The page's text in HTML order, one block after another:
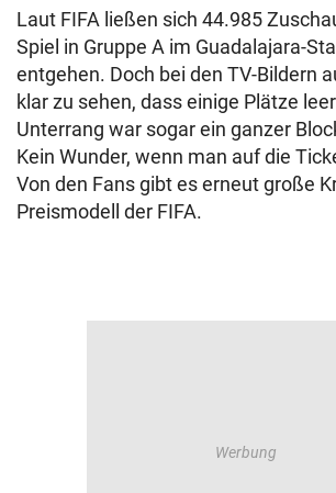
Laut FIFA ließen sich 44.985
Spiel in Gruppe A im Guadalajara-
entgehen. Doch bei den TV-Bildern
klar zu sehen, dass einige Plätze
Unterrang war sogar ein ganzer
Kein Wunder, wenn man auf die
Von den Fans gibt es erneut große
Preismodell der FIFA.